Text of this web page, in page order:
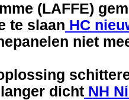
(LAFFE)
te slaan HC
niet
dicht NH